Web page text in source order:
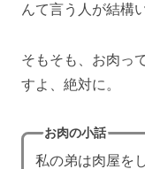
んて言う人が結構
そもそも、お肉っ
すよ、絶対に。
お肉の小話
私の弟は肉屋を